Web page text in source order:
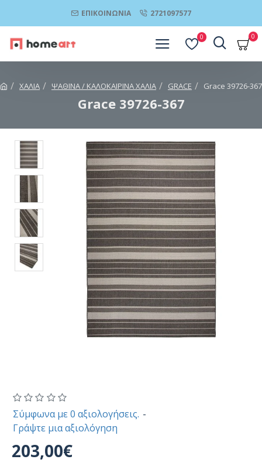
ΕΠΙΚΟΙΝΩΝΊΑ 2721097577
0 0
ΧΑΛΙΑ ΨΑΘΙΝΑ / ΚΑΛΟΚΑΙΡΙΝΑ ΧΑΛΙΑ GRACE Grace 39726-367
Grace 39726-367
Σύμφωνα με 0 αξιολογήσεις. -
Γράψτε μια αξιολόγηση
203,00€